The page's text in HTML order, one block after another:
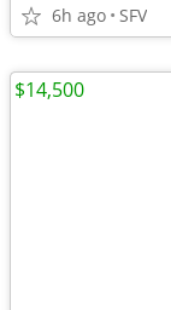
6h ago SFV
$14,500